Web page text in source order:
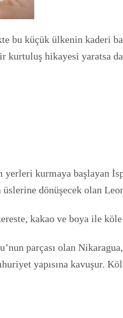
bu küçük ülkenin kaderi
hikayesi yaratsa
yerleri kurmaya başlayan
dönüşecek olan
kakao ve boya ile
parçası olan
yapısına kavuşur.